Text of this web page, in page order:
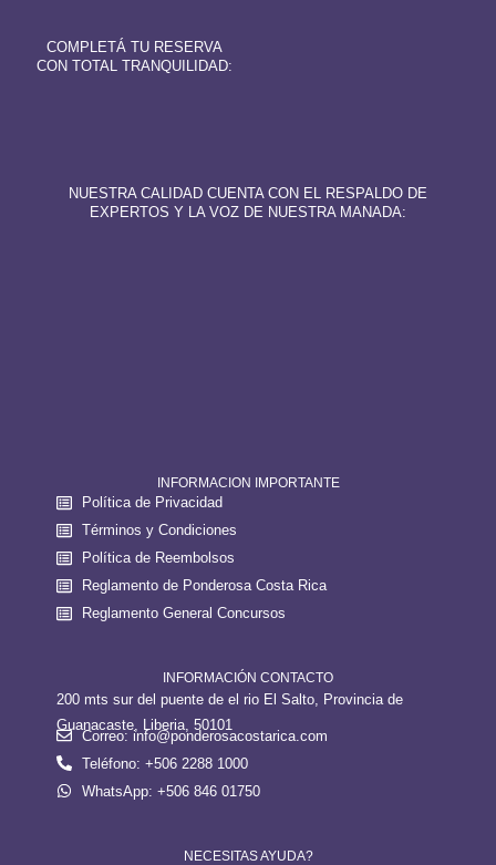
COMPLETÁ TU RESERVA
CON TOTAL TRANQUILIDAD:
NUESTRA CALIDAD CUENTA CON EL RESPALDO DE
EXPERTOS Y LA VOZ DE NUESTRA MANADA:
INFORMACION IMPORTANTE
Política de Privacidad
Términos y Condiciones
Política de Reembolsos
Reglamento de Ponderosa Costa Rica
Reglamento General Concursos
INFORMACIÓN CONTACTO
200 mts sur del puente de el rio El Salto, Provincia de
Guanacaste, Liberia, 50101
Correo: info@ponderosacostarica.com
Teléfono: +506 2288 1000
WhatsApp: +506 846 01750
NECESITAS AYUDA?